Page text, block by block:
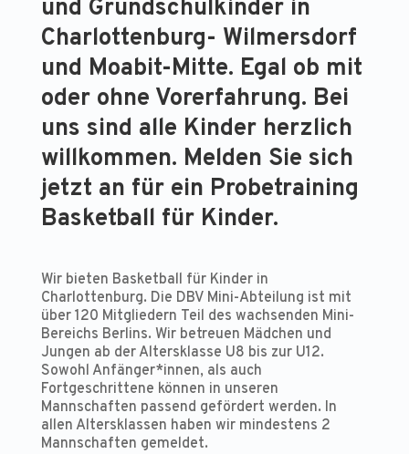
und Grundschulkinder in
Charlottenburg- Wilmersdorf
und Moabit-Mitte. Egal ob mit
oder ohne Vorerfahrung. Bei
uns sind alle Kinder herzlich
willkommen. Melden Sie sich
jetzt an für ein Probetraining
Basketball für Kinder.
Wir bieten Basketball für Kinder in
Charlottenburg. Die DBV Mini-Abteilung ist mit
über 120 Mitgliedern Teil des wachsenden Mini-
Bereichs Berlins. Wir betreuen Mädchen und
Jungen ab der Altersklasse U8 bis zur U12.
Sowohl Anfänger*innen, als auch
Fortgeschrittene können in unseren
Mannschaften passend gefördert werden. In
allen Altersklassen haben wir mindestens 2
Mannschaften gemeldet.